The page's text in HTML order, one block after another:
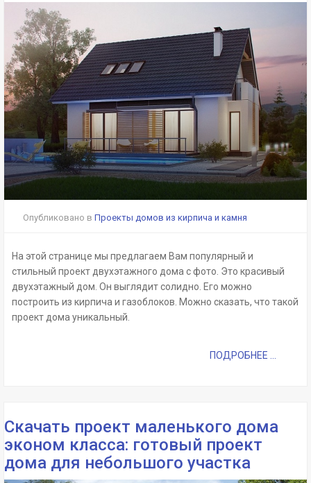
Опубликовано в Проекты домов из кирпича и камня
На этой странице мы предлагаем Вам популярный и
стильный проект двухэтажного дома с фото. Это красивый
двухэтажный дом. Он выглядит солидно. Его можно
построить из кирпича и газоблоков. Можно сказать, что такой
проект дома уникальный.
ПОДРОБНЕЕ ...
Скачать проект маленького дома
эконом класса: готовый проект
дома для небольшого участка